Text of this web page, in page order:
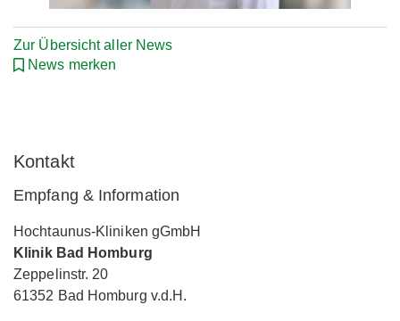
Zur Übersicht aller News
News merken
Kontakt
Empfang & Information
Hochtaunus-Kliniken gGmbH
Klinik Bad Homburg
Zeppelinstr. 20
61352 Bad Homburg v.d.H.